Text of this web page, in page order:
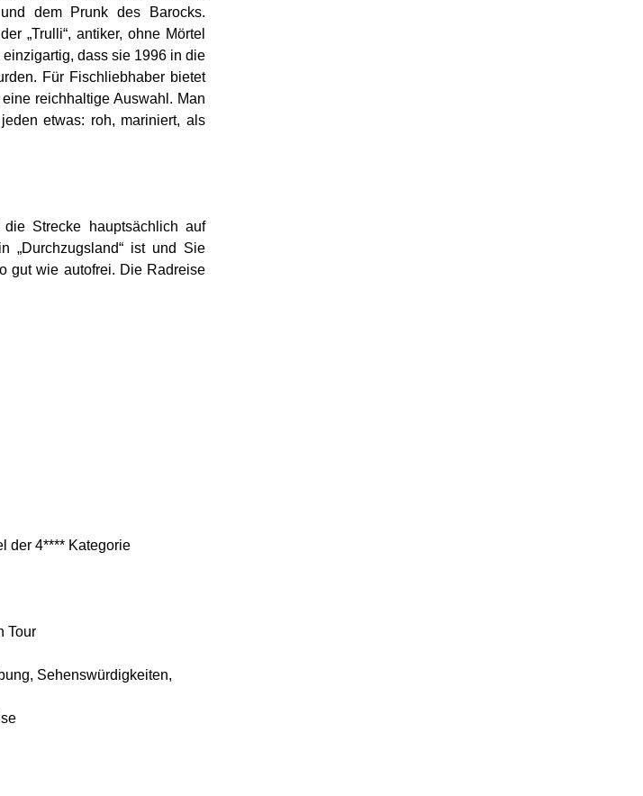
dem Prunk des Barocks.
„Trulli“, antiker, ohne Mörtel
dass sie 1996 in die
Für Fischliebhaber bietet
reichhaltige Auswahl. Man
etwas: roh, mariniert, als
Strecke hauptsächlich auf
„Durchzugsland“ ist und Sie
gut wie autofrei. Die Radreise
der 4**** Kategorie
Tour
Sehenswürdigkeiten,